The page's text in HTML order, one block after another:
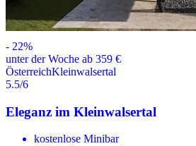
- 22%
unter der Woche ab 359 €
ÖsterreichKleinwalsertal
5.5/6
Eleganz im Kleinwalsertal
kostenlose Minibar